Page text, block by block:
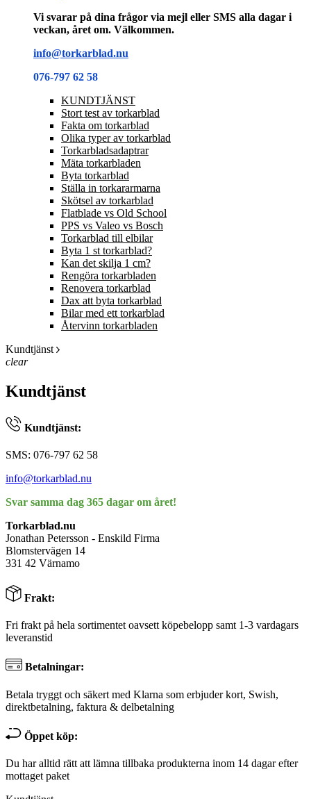
Vi svarar på dina frågor via mejl eller SMS alla dagar i
veckan, året om. Välkommen.
info@torkarblad.nu
076-797 62 58
KUNDTJÄNST
Stort test av torkarblad
Fakta om torkarblad
Olika typer av torkarblad
Torkarbladsadaptrar
Mäta torkarbladen
Byta torkarblad
Ställa in torkararmarna
Skötsel av torkarblad
Flatblade vs Old School
PPS vs Valeo vs Bosch
Torkarblad till elbilar
Byta 1 st torkarblad?
Kan det skilja 1 cm?
Rengöra torkarbladen
Renovera torkarblad
Dax att byta torkarblad
Bilar med ett torkarblad
Återvinn torkarbladen
Kundtjänst
clear
Kundtjänst
Kundtjänst:
SMS: 076-797 62 58
info@torkarblad.nu
Svar samma dag 365 dagar om året!
Torkarblad.nu
Jonathan Petersson - Enskild Firma
Blomstervägen 14
331 42 Värnamo
Frakt:
Fri frakt på hela sortimentet oavsett köpebelopp samt 1-3 vardagars
leveranstid
Betalningar:
Betala tryggt och säkert med Klarna som erbjuder kort, Swish,
direktbetalning, faktura & delbetalning
Öppet köp:
Du har alltid rätt att lämna tillbaka produkterna inom 14 dagar efter
mottaget paket